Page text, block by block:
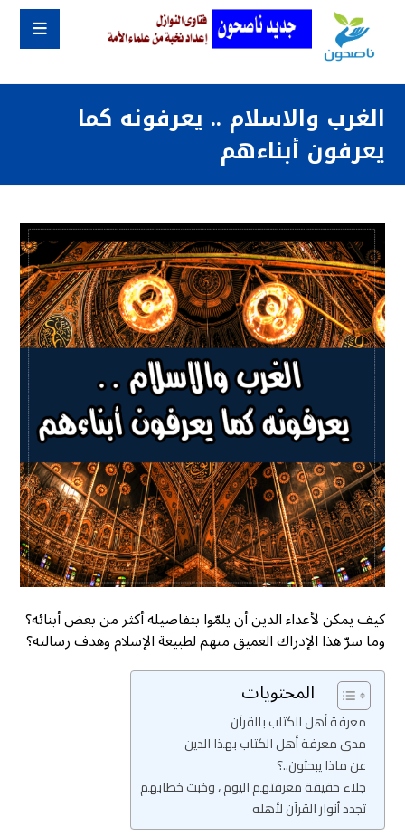
الغرب والاسلام .. يعرفونه كما
يعرفون أبناءهم
كيف يمكن لأعداء الدين أن يلمّوا بتفاصيله أكثر من بعض أبنائه؟
وما سرّ هذا الإدراك العميق منهم لطبيعة الإسلام وهدف رسالته؟
المحتويات
معرفة أهل الكتاب بالقرآن
مدى معرفة أهل الكتاب بهذا الدين
عن ماذا يبحثون..؟
جلاء حقيقة معرفتهم اليوم ، وخبث خطابهم
تجدد أنوار القرآن لأهله